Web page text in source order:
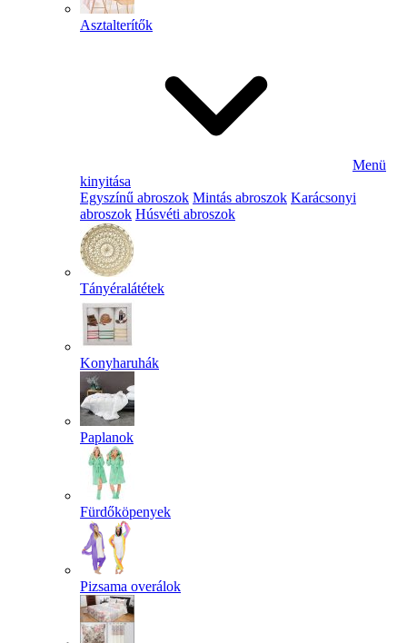
Asztalterítők
Menü
kinyitása
Egyszínű abroszok Mintás abroszok Karácsonyi
abroszok Húsvéti abroszok
Tányéralátétek
Konyharuhák
Paplanok
Fürdőköpenyek
Pizsama overálok